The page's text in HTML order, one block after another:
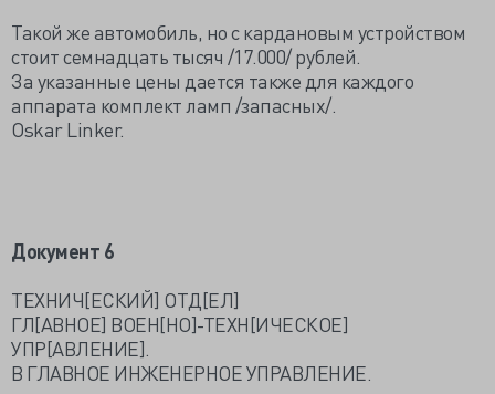
Такой же автомобиль, но с кардановым устройством
стоит семнадцать тысяч /17.000/ рублей.
За указанные цены дается также для каждого
аппарата комплект ламп /запасных/.
Oskar Linker.
Документ 6
ТЕХНИЧ[ЕСКИЙ] ОТД[ЕЛ]
ГЛ[АВНОЕ] ВОЕН[НО]-ТЕХН[ИЧЕСКОЕ]
УПР[АВЛЕНИЕ].
В ГЛАВНОЕ ИНЖЕНЕРНОЕ УПРАВЛЕНИЕ.